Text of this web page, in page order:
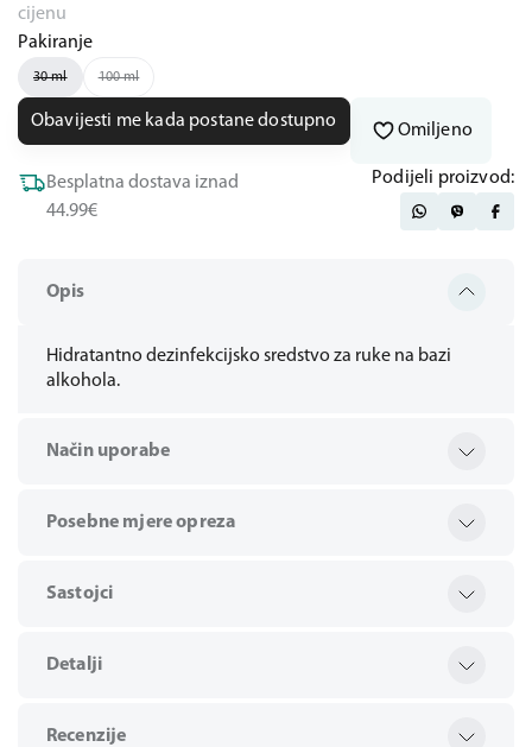
Opis
Hidratantno dezinfekcijsko sredstvo za ruke na bazi
alkohola.
Način uporabe
Posebne mjere opreza
Sastojci
Detalji
Recenzije
cijenu
Pakiranje
30 ml 100 ml
Obavijesti me kada postane dostupno
Omiljeno
Besplatna dostava iznad
44.99€
Podijeli proizvod: